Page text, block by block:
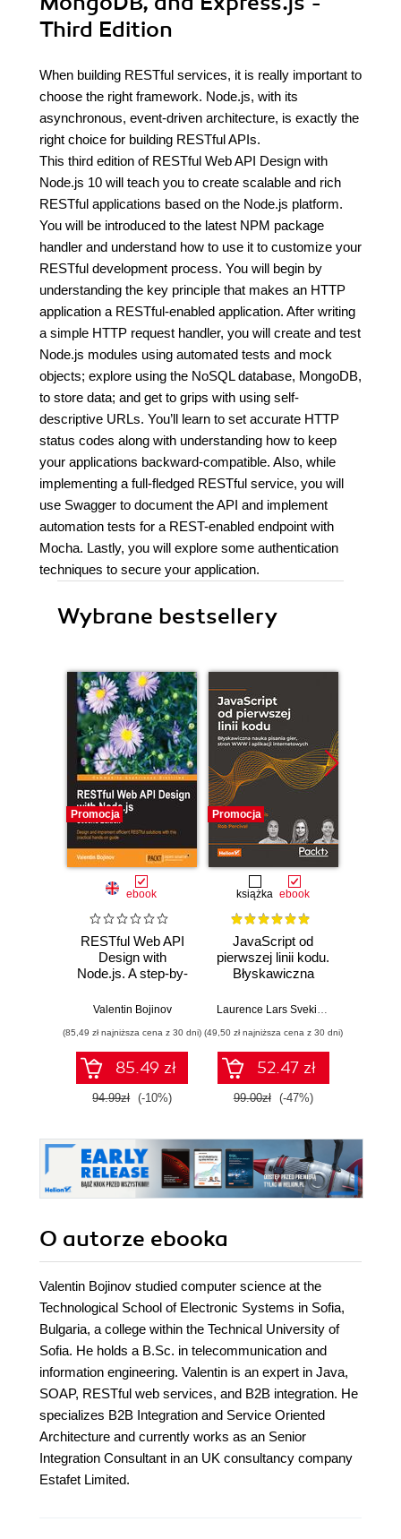
Third Edition
When building RESTful services, it is really important to
choose the right framework. Node.js, with its
asynchronous, event-driven architecture, is exactly the
right choice for building RESTful APIs.
This third edition of RESTful Web API Design with
Node.js 10 will teach you to create scalable and rich
RESTful applications based on the Node.js platform.
You will be introduced to the latest NPM package
handler and understand how to use it to customize your
RESTful development process. You will begin by
understanding the key principle that makes an HTTP
application a RESTful-enabled application. After writing
a simple HTTP request handler, you will create and test
Node.js modules using automated tests and mock
objects; explore using the NoSQL database, MongoDB,
to store data; and get to grips with using self-
descriptive URLs. You’ll learn to set accurate HTTP
status codes along with understanding how to keep
your applications backward-compatible. Also, while
implementing a full-fledged RESTful service, you will
use Swagger to document the API and implement
automation tests for a REST-enabled endpoint with
Mocha. Lastly, you will explore some authentication
techniques to secure your application.
Wybrane bestsellery
Promocja
ebook
RESTful Web API
Design with
Node.js. A step-by-
RESTful world of
Edition
Valentin Bojinov
(85,49 zł najniższa cena z 30 dni)
85.49 zł
94.99zł (-10%)
Promocja
książka ebook
JavaScript od
pierwszej linii kodu.
Błyskawiczna
stron WWW i
internetowych
Laurence Lars Svekis
,
(49,50 zł najniższa cena z 30 dni)
52.47 zł
99.00zł (-47%)
O autorze ebooka
Valentin Bojinov studied computer science at the
Technological School of Electronic Systems in Sofia,
Bulgaria, a college within the Technical University of
Sofia. He holds a B.Sc. in telecommunication and
information engineering. Valentin is an expert in Java,
SOAP, RESTful web services, and B2B integration. He
specializes B2B Integration and Service Oriented
Architecture and currently works as an Senior
Integration Consultant in an UK consultancy company
Estafet Limited.